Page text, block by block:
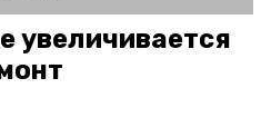
увеличивается